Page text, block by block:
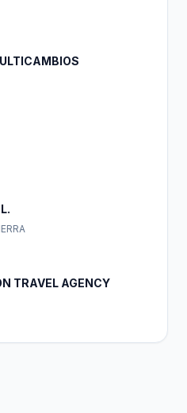
TRAVEL AGENCY